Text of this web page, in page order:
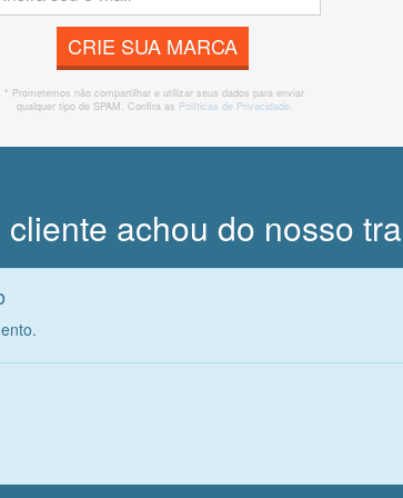
CRIE SUA MARCA
* Prometemos não compartilhar e utilizar seus dados para enviar
qualquer tipo de SPAM. Confira as Políticas de Privacidade.
achou do nosso